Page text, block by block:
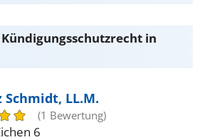
in
Schmidt, LL.M.
(1 Bewertung)
6